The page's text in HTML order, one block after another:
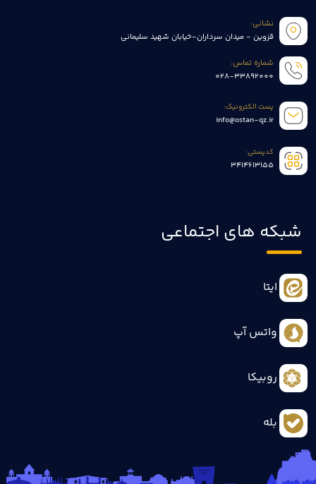
نشانی:
قزوین - میدان سرداران-خیابان شهید سلیمانی
شماره تماس:
028-33892000
پست الکترونیک:
info@ostan-qz.ir
کدپستی:
3414613155
شبکه های اجتماعی
ایتا
واتس آپ
روبیکا
بله